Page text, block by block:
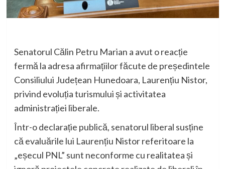
Senatorul Călin Petru Marian a avut o reacție
fermă la adresa afirmațiilor făcute de președintele
Consiliului Județean Hunedoara, Laurențiu Nistor,
privind evoluția turismului și activitatea
administrației liberale.
Într-o declarație publică, senatorul liberal susține
că evaluările lui Laurențiu Nistor referitoare la
„eșecul PNL” sunt neconforme cu realitatea și